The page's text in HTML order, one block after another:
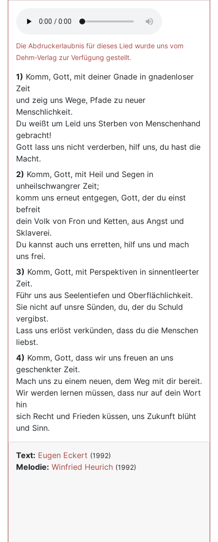
Die Abdruckerlaubnis für dieses Lied wurde uns vom
Dehm-Verlag zur Verfügung gestellt.
1) Komm, Gott, mit deiner Gnade in gnadenloser
Zeit
und zeig uns Wege, Pfade zu neuer
Menschlichkeit.
Du weißt um Leid uns Sterben von Menschenhand
gebracht!
Gott lass uns nicht verderben, hilf uns, du hast die
Macht.
2) Komm, Gott, mit Heil und Segen in
unheilschwangrer Zeit;
komm uns erneut entgegen, Gott, der du einst
befreit
dein Volk von Fron und Ketten, aus Angst und
Sklaverei.
Du kannst auch uns erretten, hilf uns und mach
uns frei.
3) Komm, Gott, mit Perspektiven in sinnentleerter
Zeit.
Führ uns aus Seelentiefen und Oberflächlichkeit.
Sie nicht auf unsre Sünden, du, der du Schuld
vergibst.
Lass uns erlöst verkünden, dass du die Menschen
liebst.
4) Komm, Gott, dass wir uns freuen an uns
geschenkter Zeit.
Mach uns zu einem neuen, dem Weg mit dir bereit.
Wir werden lernen müssen, dass nur auf dein Wort
hin
sich Recht und Frieden küssen, uns Zukunft blüht
und Sinn.
Text: Eugen Eckert (1992)
Melodie: Winfried Heurich (1992)